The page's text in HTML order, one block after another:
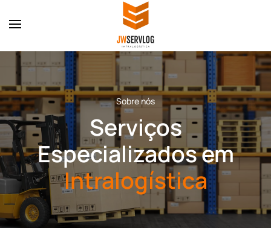
Skip to main content
Sobre nós
Serviços
Especializados em
Intralogística